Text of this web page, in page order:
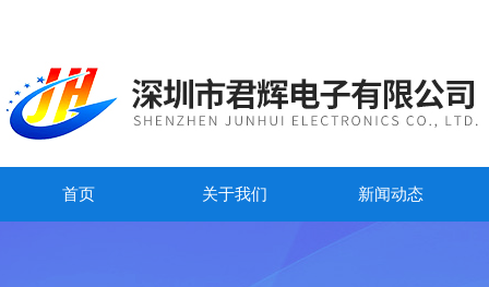
首页 关于我们 新闻动态